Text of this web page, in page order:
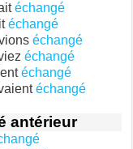
échangé
échangé
échangé
échangé
échangé
échangé
antérieur